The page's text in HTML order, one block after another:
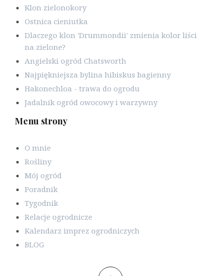
Klon zielonokory
Ostnica cieniutka
Dlaczego klon 'Drummondii' zmienia kolor liści
na zielone?
Angielski ogród Chatsworth
Najpiękniejsza bylina hibiskus bagienny
Hakonechloa - trawa do ogrodu
Jadalnik ogród owocowy i warzywny
Menu strony
O mnie
Rośliny
Mój ogród
Poradnik
Tygodnik
Relacje ogrodnicze
Kalendarz imprez ogrodniczych
BLOG